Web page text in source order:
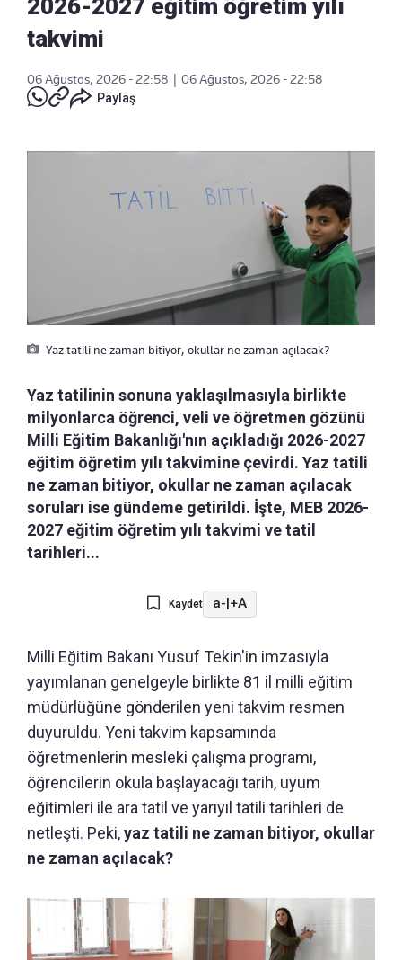
2026-2027 eğitim öğretim yılı
takvimi
06 Ağustos, 2026 - 22:58
06 Ağustos, 2026 - 22:58
Paylaş
Yaz tatili ne zaman bitiyor, okullar ne zaman açılacak?
Yaz tatilinin sonuna yaklaşılmasıyla birlikte
milyonlarca öğrenci, veli ve öğretmen gözünü
Milli Eğitim Bakanlığı'nın açıkladığı 2026-2027
eğitim öğretim yılı takvimine çevirdi. Yaz tatili
ne zaman bitiyor, okullar ne zaman açılacak
soruları ise gündeme getirildi. İşte, MEB 2026-
2027 eğitim öğretim yılı takvimi ve tatil
tarihleri...
Kaydet a-|+A
Milli Eğitim Bakanı Yusuf Tekin'in imzasıyla
yayımlanan genelgeyle birlikte 81 il milli eğitim
müdürlüğüne gönderilen yeni takvim resmen
duyuruldu. Yeni takvim kapsamında
öğretmenlerin mesleki çalışma programı,
öğrencilerin okula başlayacağı tarih, uyum
eğitimleri ile ara tatil ve yarıyıl tatili tarihleri de
netleşti. Peki,yaz tatili ne zaman bitiyor, okullar
ne zaman açılacak?